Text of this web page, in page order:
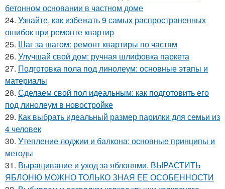
бетонном основании в частном доме
24. Узнайте, как избежать 9 самых распространенных
ошибок при ремонте квартир
25. Шаг за шагом: ремонт квартиры по частям
26. Улучшай свой дом: ручная шлифовка паркета
27. Подготовка пола под линолеум: основные этапы и
материалы
28. Сделаем свой пол идеальным: как подготовить его
под линолеум в новостройке
29. Как выбрать идеальный размер парилки для семьи из
4 человек
30. Утепление лоджии и балкона: основные принципы и
методы
31. Выращивание и уход за яблонями. ВЫРАСТИТЬ
ЯБЛОНЮ МОЖНО ТОЛЬКО ЗНАЯ ЕЕ ОСОБЕННОСТИ